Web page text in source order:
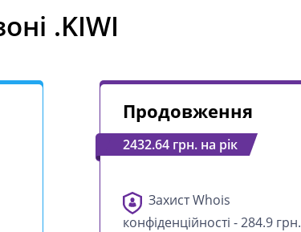
.KIWI
Продовження
2432.64 грн. на рік
Захист Whois
конфіденційності - 284.9 грн.